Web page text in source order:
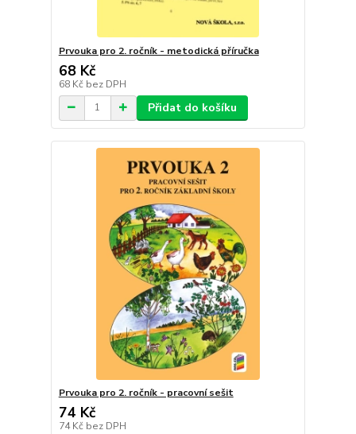
Prvouka pro 2. ročník - metodická příručka
68 Kč
68 Kč bez DPH
Přidat do košíku
Prvouka pro 2. ročník - pracovní sešit
74 Kč
74 Kč bez DPH